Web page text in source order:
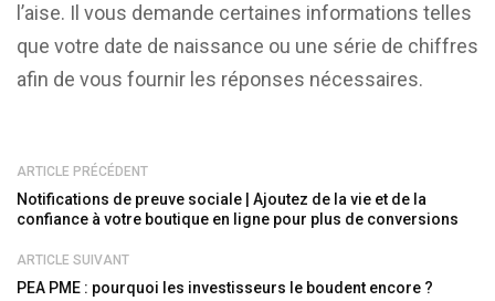
l’aise. Il vous demande certaines informations telles
que votre date de naissance ou une série de chiffres
afin de vous fournir les réponses nécessaires.
ARTICLE PRÉCÉDENT
Notifications de preuve sociale | Ajoutez de la vie et de la
confiance à votre boutique en ligne pour plus de conversions
ARTICLE SUIVANT
PEA PME : pourquoi les investisseurs le boudent encore ?